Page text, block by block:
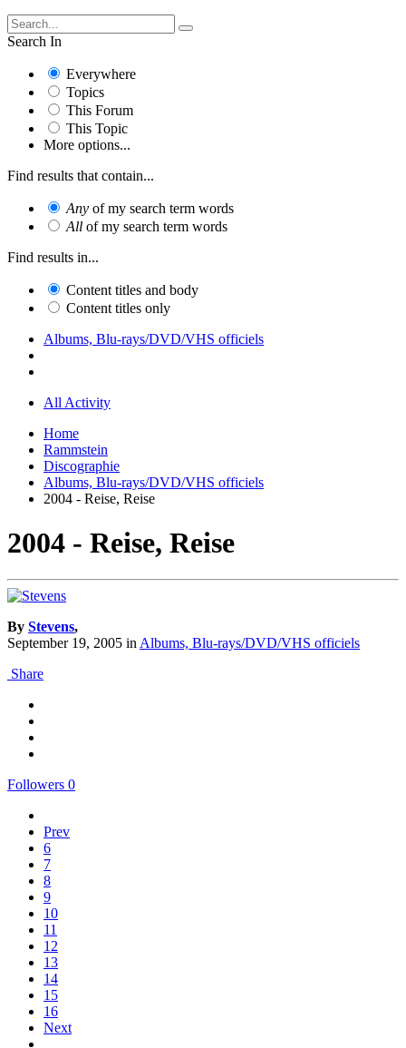
Search In
Everywhere
Topics
This Forum
This Topic
More options...
Find results that contain...
Any of my search term words
All of my search term words
Find results in...
Content titles and body
Content titles only
Albums, Blu-rays/DVD/VHS officiels
All Activity
Home
Rammstein
Discographie
Albums, Blu-rays/DVD/VHS officiels
2004 - Reise, Reise
2004 - Reise, Reise
By Stevens,
September 19, 2005 inAlbums, Blu-rays/DVD/VHS officiels
Share
Followers 0
Prev
6
7
8
9
10
11
12
13
14
15
16
Next